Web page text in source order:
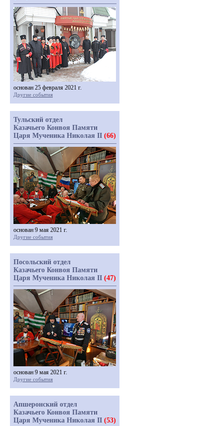
основан 25 февраля 2021 г.
Другие события
Тульский отдел
Казачьего Конвоя Памяти
Царя Мученика Николая II (66)
основан 9 мая 2021 г.
Другие события
Посольский отдел
Казачьего Конвоя Памяти
Царя Мученика Николая II (47)
основан 9 мая 2021 г.
Другие события
Апшеронский отдел
Казачьего Конвоя Памяти
Царя Мученика Николая II (53)